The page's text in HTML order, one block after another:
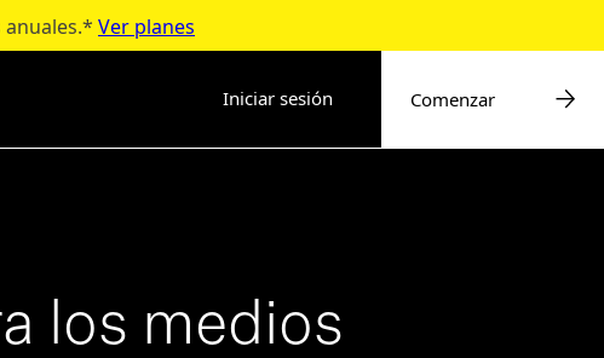
anuales.* Ver planes
Iniciar sesión Comenzar
los medios